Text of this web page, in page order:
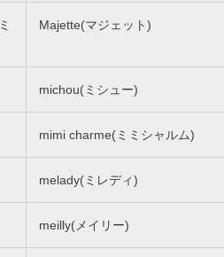
Majette(マジェット)
michou(ミシュー)
mimi charme(ミミシャルム)
melady(ミレディ)
meilly(メイリー)